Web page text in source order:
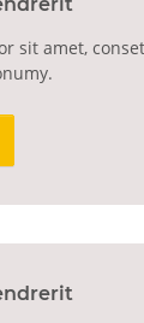
sit amet,